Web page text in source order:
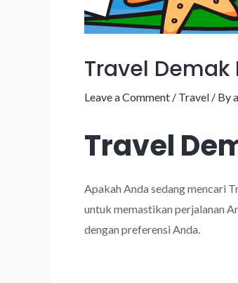
Travel
Leave a Comment / Travel / By
Travel
Apakah Anda sedang mencari
untuk memastikan perjalanan
dengan preferensi Anda.